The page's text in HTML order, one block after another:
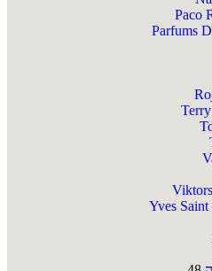
Paco
Parfums
Yves